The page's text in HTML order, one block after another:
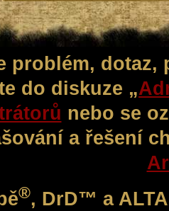
problém,
do diskuze „
nebo se
a řešení
®, DrD™ a